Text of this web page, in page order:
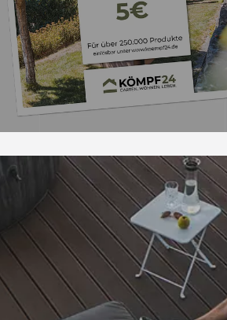
Trusted Shops
4,81/ 5
25.974 Bewertungen